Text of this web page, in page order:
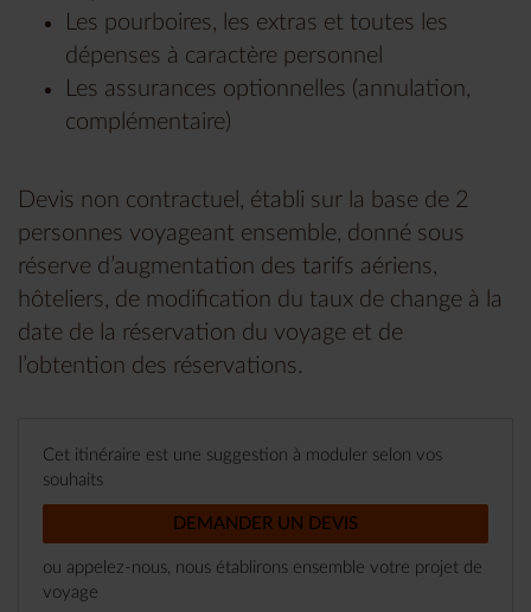
Les pourboires, les extras et toutes les
dépenses à caractère personnel
Les assurances optionnelles (annulation,
complémentaire)
Devis non contractuel, établi sur la base de 2
personnes voyageant ensemble, donné sous
réserve d’augmentation des tarifs aériens,
hôteliers, de modification du taux de change à la
date de la réservation du voyage et de
l’obtention des réservations.
Cet itinéraire est une suggestion à moduler selon vos
souhaits
DEMANDER UN DEVIS
ou appelez-nous, nous établirons ensemble votre projet de
voyage